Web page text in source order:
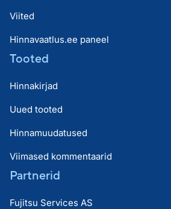
Viited
Hinnavaatlus.ee paneel
Tooted
Hinnakirjad
Uued tooted
Hinnamuudatused
Viimased kommentaarid
Partnerid
Fujitsu Services AS